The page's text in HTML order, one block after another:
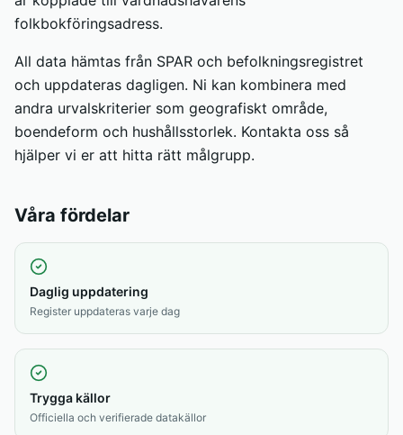
folkbokföringsadress.
All data hämtas från SPAR och befolkningsregistret
och uppdateras dagligen. Ni kan kombinera med
andra urvalskriterier som geografiskt område,
boendeform och hushållsstorlek. Kontakta oss så
hjälper vi er att hitta rätt målgrupp.
Våra fördelar
Daglig uppdatering
Register uppdateras varje dag
Trygga källor
Officiella och verifierade datakällor